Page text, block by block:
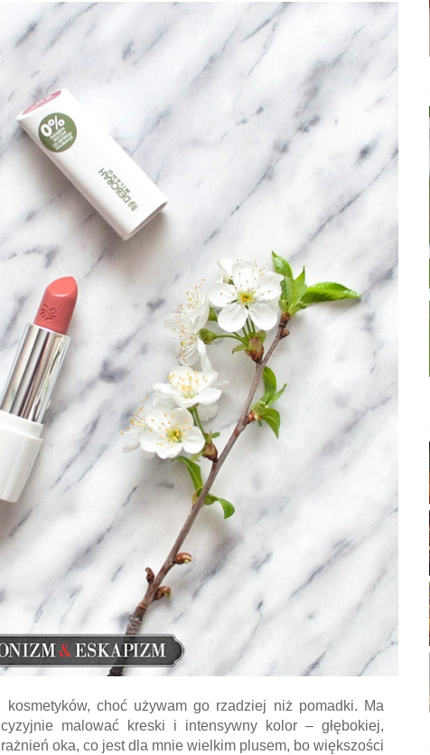
choć używam go rzadziej niż pomadki. Ma
malować kreski i intensywny kolor – głębokiej,
oka, co jest dla mnie wielkim plusem, bo większości